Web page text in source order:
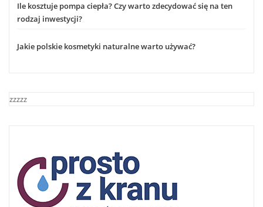
Ile kosztuje pompa ciepła? Czy warto zdecydować się na ten
rodzaj inwestycji?
Jakie polskie kosmetyki naturalne warto używać?
zzzzz